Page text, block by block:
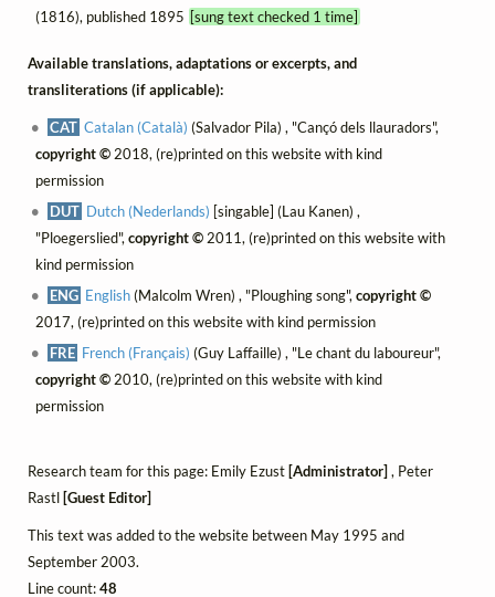
(1816), published 1895 [sung text checked 1 time]
Available translations, adaptations or excerpts, and
transliterations (if applicable):
CAT Catalan (Català) (Salvador Pila) , "Cançó dels llauradors",
copyright ©2018, (re)printed on this website with kind
permission
DUT Dutch (Nederlands) [singable] (Lau Kanen) ,
"Ploegerslied",copyright ©2011, (re)printed on this website with
kind permission
ENG English(Malcolm Wren) , "Ploughing song",copyright ©
2017, (re)printed on this website with kind permission
FRE French (Français) (Guy Laffaille) , "Le chant du laboureur",
copyright ©2010, (re)printed on this website with kind
permission
Research team for this page: Emily Ezust[Administrator], Peter
Rastl[Guest Editor]
This text was added to the website between May 1995 and
September 2003.
Line count:48